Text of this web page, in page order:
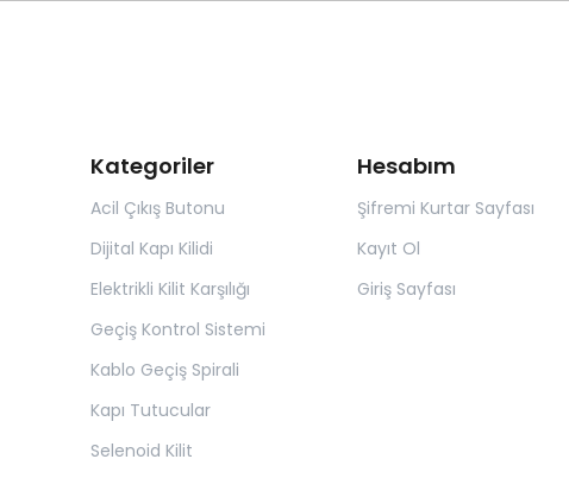
Kategoriler
Acil Çıkış Butonu
Dijital Kapı Kilidi
Elektrikli Kilit Karşılığı
Geçiş Kontrol Sistemi
Kablo Geçiş Spirali
Kapı Tutucular
Selenoid Kilit
Hesabım
Şifremi Kurtar Sayfası
Kayıt Ol
Giriş Sayfası